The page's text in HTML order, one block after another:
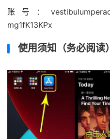
账号：
mg1fK13KPx
使用须知（务必阅读）